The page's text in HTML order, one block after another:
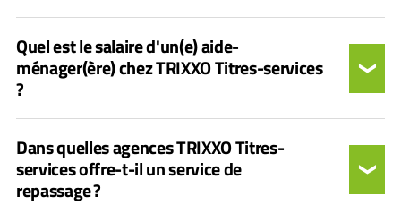
Quel est le salaire d'un(e) aide-
ménager(ère) chez TRIXXO Titres-services
?
Dans quelles agences TRIXXO Titres-
services offre-t-il un service de
repassage ?